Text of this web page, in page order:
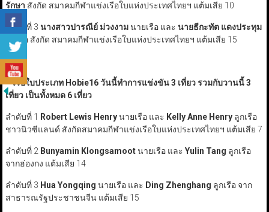
รักษา สังกัด สมาคมกีฬาแข่งเรือใบแห่งประเทศไทยฯ แต้มเสีย 10
ลำดับที่ 3 นางสาวปารณีย์ ม่วงงามนายเรือ และ นายธีกะทัต แดงประทุม
ลูกเรือ สังกัด สมาคมกีฬาแข่งเรือใบแห่งประเทศไทยฯ แต้มเสีย 15
–เรือใบประเภท Hobie16 วันนี้ทำการแข่งขัน 3 เที่ยว รวมกับวานนี้ 3
เที่ยว เป็นทั้งหมด 6 เที่ยว
ลำดับที่ 1 Robert Lewis Henryนายเรือ และ Kelly Anne Henryลูกเรือ
ชาวนิวซีแลนด์ สังกัดสมาคมกีฬาแข่งเรือใบแห่งประเทศไทยฯ แต้มเสีย 7
ลำดับที่ 2 Bunyamin Klongsamootนายเรือ และ Yulin Tang ลูกเรือ
จากฮ่องกง แต้มเสีย 14
ลำดับที่ 3 Hua Yongqing นายเรือ และ Ding Zhenghang ลูกเรือ จาก
สาธารณรัฐประชาชนจีน แต้มเสีย 15